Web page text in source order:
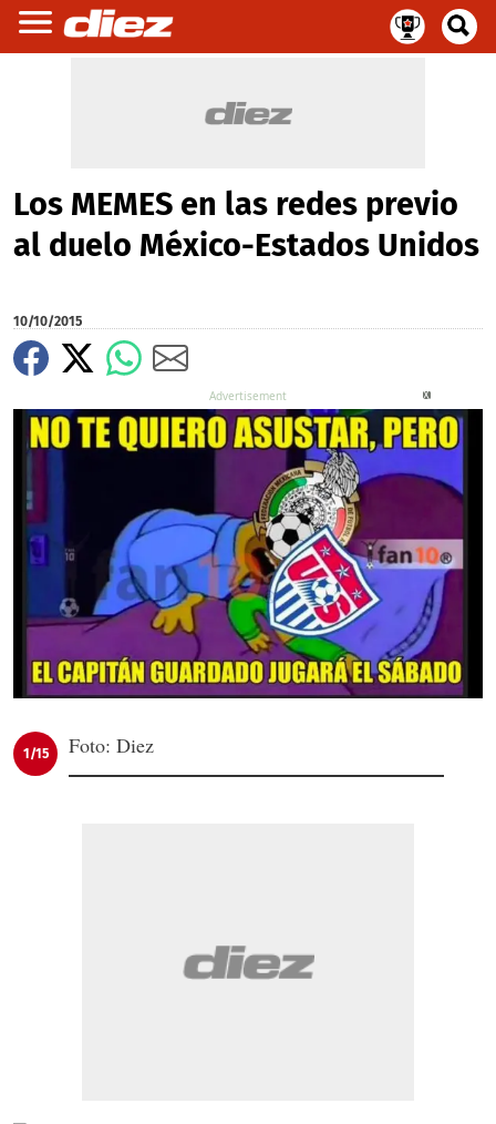
Los MEMES en las redes previo
al duelo México-Estados Unidos
10/10/2015
1/15 Foto: Diez
X